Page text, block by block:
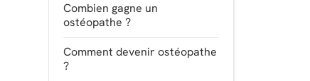
Combien gagne un
ostéopathe ?
Comment devenir ostéopathe
?